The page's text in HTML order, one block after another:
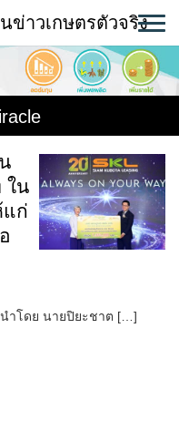
ข่าวเกษตรตัวจริง
ใน
แก่
ำโดย นายปิยะชาต […]